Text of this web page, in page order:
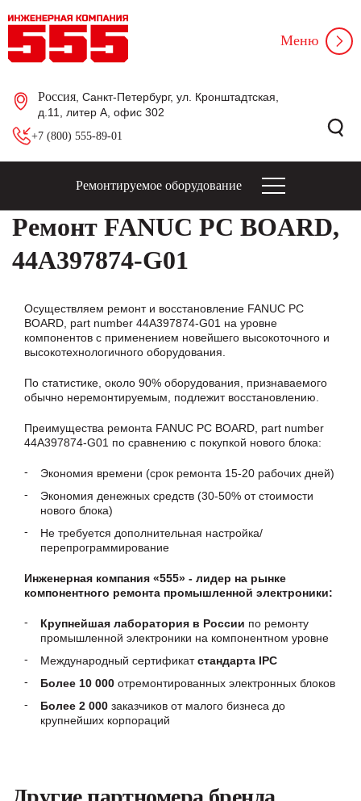
Россия , Санкт-Петербург, ул. Кронштадтская,
д.11, литер А, офис 302
+7 (800) 555-89-01
Меню
Ремонтируемое оборудование
Ремонт FANUC PC BOARD,
44A397874-G01
Осуществляем ремонт и восстановление FANUC PC
BOARD, part number 44A397874-G01 на уровне
компонентов с применением новейшего высокоточного и
высокотехнологичного оборудования.
По статистике, около 90% оборудования, признаваемого
обычно неремонтируемым, подлежит восстановлению.
Преимущества ремонта FANUC PC BOARD, part number
44A397874-G01 по сравнению с покупкой нового блока:
Экономия времени (срок ремонта 15-20 рабочих дней)
Экономия денежных средств (30-50% от стоимости
нового блока)
Не требуется дополнительная настройка/
перепрограммирование
Инженерная компания «555» - лидер на рынке
компонентного ремонта промышленной электроники:
Крупнейшая лаборатория в России по ремонту
промышленной электроники на компонентном уровне
Международный сертификатстандарта IPC
Более 10 000 отремонтированных электронных блоков
Более 2 000 заказчиков от малого бизнеса до
крупнейших корпораций